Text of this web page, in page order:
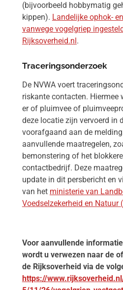
(bijvoorbeeld hobbymatig
kippen). Landelijke ophok-
vanwege vogelgriep
Rijksoverheid.nl .
Traceringsonderzoek
De NVWA voert
riskante contacten. Hiermee
er of pluimvee of
deze locatie zijn vervoerd in
voorafgaand aan de
aanvullende maatregelen,
bemonstering of het
contactbedrijf. Deze
update in dit persbericht en
van het ministerie van
Voedselzekerheid en Natuur (
Voor aanvullende
wordt u verwezen naar de
de Rijksoverheid via de
https://